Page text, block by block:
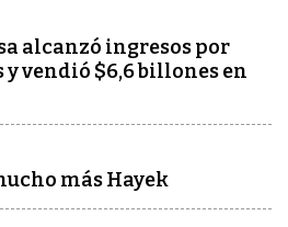
alcanzó ingresos por
y vendió $6,6 billones en
más Hayek